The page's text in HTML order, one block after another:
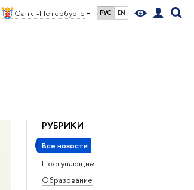
Санкт-Петербурге РУС EN
РУБРИКИ
Все новости
Поступающим
Образование